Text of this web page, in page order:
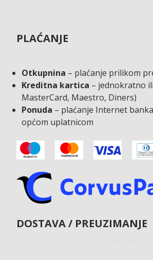
PLAĆANJE
Otkupnina – plaćanje prilikom
Kreditna kartica – jednokratno
MasterCard, Maestro, Diners)
Ponuda – plaćanje Internet
općom uplatnicom
DOSTAVA / PREUZIMANJE